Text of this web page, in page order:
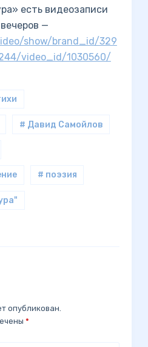
есть видеозаписи
—
show/brand_id/329
video_id/1030560/
# Давид Самойлов
# поэзия
опубликован.
*